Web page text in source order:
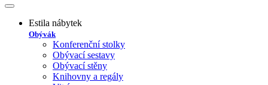
Estila nábytek
Obývák
Konferenční stolky
Obývací sestavy
Obývací stěny
Knihovny a regály